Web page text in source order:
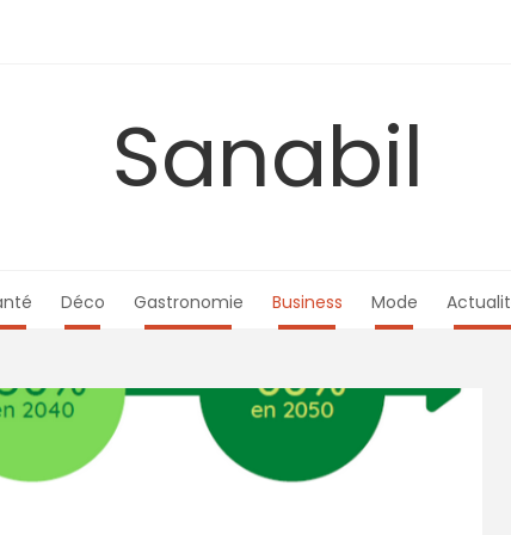
Sanabil
Déco Gastronomie Business Mode